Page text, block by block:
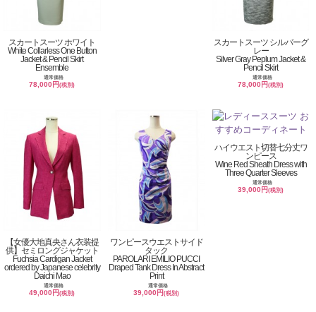
スカートスーツ ホワイト
White Collarless One Button
Jacket & Pencil Skirt
Ensemble
通常価格
78,000円(税別)
スカートスーツ シルバーグ
レー
Silver Gray Peplum Jacket &
Pencil Skirt
通常価格
78,000円(税別)
【女優大地真央さん衣装提
供】セミロングジャケット
Fuchsia Cardigan Jacket
ordered by Japanese celebrity
Daichi Mao
通常価格
49,000円(税別)
ワンピースウエストサイド
タック
PAROLARI EMILIO PUCCI
Draped Tank Dress In Abstract
Print
通常価格
39,000円(税別)
ハイウエスト切替七分丈ワ
ンピース
Wine Red Sheath Dress with
Three Quarter Sleeves
通常価格
39,000円(税別)